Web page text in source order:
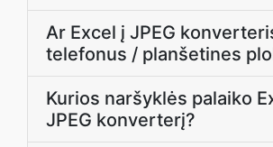
Ar Excel į JPEG
telefonus / planšetines
Kurios naršyklės palaiko
JPEG konverterį?